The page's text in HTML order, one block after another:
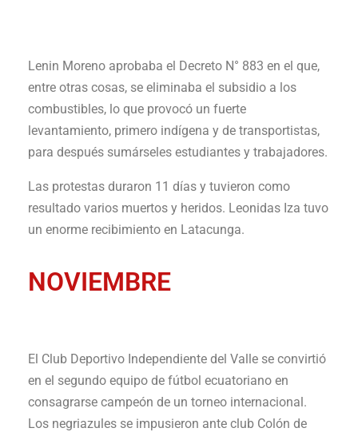
Lenin Moreno aprobaba el Decreto N° 883 en el que,
entre otras cosas, se eliminaba el subsidio a los
combustibles, lo que provocó un fuerte
levantamiento, primero indígena y de transportistas,
para después sumárseles estudiantes y trabajadores.
Las protestas duraron 11 días y tuvieron como
resultado varios muertos y heridos. Leonidas Iza tuvo
un enorme recibimiento en Latacunga.
NOVIEMBRE
El Club Deportivo Independiente del Valle se convirtió
en el segundo equipo de fútbol ecuatoriano en
consagrarse campeón de un torneo internacional.
Los negriazules se impusieron ante club Colón de